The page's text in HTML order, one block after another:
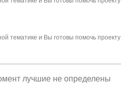
тематике и Вы готовы помочь проекту
лучшие не определены